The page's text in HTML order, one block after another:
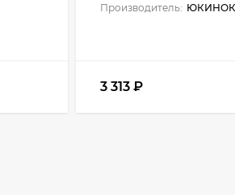
Производитель:
3 313 ₽